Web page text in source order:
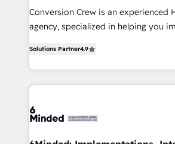
HubSpot from “just your CRM” to
infrastructure—let’s talk.
Conversion Crew is an experienced
agency, specialized in helping you
Implementing HubSpot (CRM,
Service and Operations) -
looking websites in the HubSpot
systems you use You need a clear method to reach
current processes together, from
Solutions Partner4.9